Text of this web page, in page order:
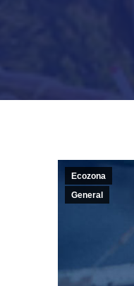
Ecozona
General